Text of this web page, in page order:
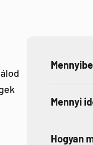
Mennyi
Hogyan